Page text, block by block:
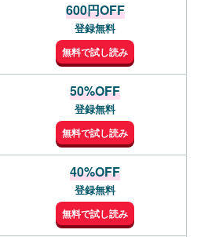
600円OFF
登録無料
無料で試し読み
50%OFF
登録無料
無料で試し読み
40%OFF
登録無料
無料で試し読み